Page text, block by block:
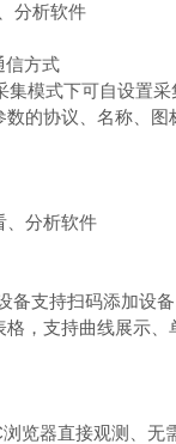
分析软件
信方式
集模式下可自设置采
数的协议、名称、图
、分析软件
备支持扫码添加设备
，支持曲线展示、
览器直接观测、无